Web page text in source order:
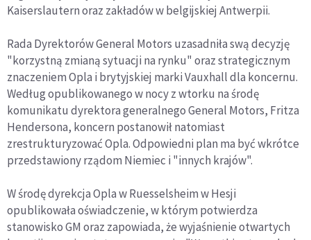
Kaiserslautern oraz zakładów w belgijskiej Antwerpii.
Rada Dyrektorów General Motors uzasadniła swą decyzję
"korzystną zmianą sytuacji na rynku" oraz strategicznym
znaczeniem Opla i brytyjskiej marki Vauxhall dla koncernu.
Według opublikowanego w nocy z wtorku na środę
komunikatu dyrektora generalnego General Motors, Fritza
Hendersona, koncern postanowił natomiast
zrestrukturyzować Opla. Odpowiedni plan ma być wkrótce
przedstawiony rządom Niemiec i "innych krajów".
W środę dyrekcja Opla w Ruesselsheim w Hesji
opublikowała oświadczenie, w którym potwierdza
stanowisko GM oraz zapowiada, że wyjaśnienie otwartych